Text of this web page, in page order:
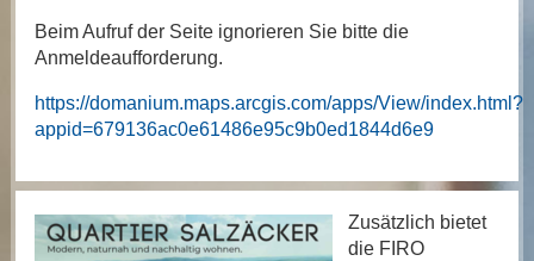
Beim Aufruf der Seite ignorieren Sie bitte die
Anmeldeaufforderung.
https://domanium.maps.arcgis.com/apps/View/index.html?
appid=679136ac0e61486e95c9b0ed1844d6e9
Zusätzlich bietet
die FIRO